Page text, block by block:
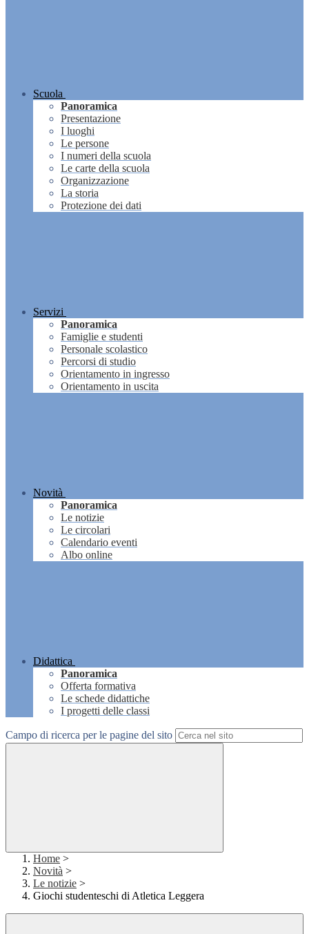
Scuola
Panoramica
Presentazione
I luoghi
Le persone
I numeri della scuola
Le carte della scuola
Organizzazione
La storia
Protezione dei dati
Servizi
Panoramica
Famiglie e studenti
Personale scolastico
Percorsi di studio
Orientamento in ingresso
Orientamento in uscita
Novità
Panoramica
Le notizie
Le circolari
Calendario eventi
Albo online
Didattica
Panoramica
Offerta formativa
Le schede didattiche
I progetti delle classi
Campo di ricerca per le pagine del sito
Home >
Novità >
Le notizie >
Giochi studenteschi di Atletica Leggera